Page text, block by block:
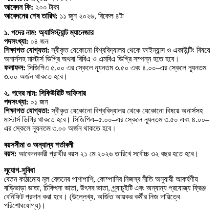
আবেদন ফি: ২০০ টাকা
আবেদনের শেষ তারিখ: ১১ জুন ২০২৬, বিকেল ৪টা
১. পদের নাম: অ্যাসিস্ট্যান্ট ম্যানেজার
পদসংখ্যা: ০৪ জন
শিক্ষাগত যোগ্যতা: স্বীকৃত যেকোনো বিশ্ববিদ্যালয় থেকে ফাইন্যান্স ও একাউন্টিং বিষয়ে
অনার্সসহ মাস্টার্স ডিগ্রি অথবা বিবিএ ও এমবিএ ডিগ্রি সম্পন্ন হতে হবে।
ফলাফল: সিজিপিএ ৫.০০ এর স্কেলে ন্যূনতম ৩.৫০ এবং ৪.০০–এর স্কেলে ন্যূনতম
৩.০০ অর্জন থাকতে হবে।
২. পদের নাম: সিকিউরিটি অফিসার
পদসংখ্যা: ০১ জন
শিক্ষাগত যোগ্যতা: স্বীকৃত যেকোনো বিশ্ববিদ্যালয় থেকে যেকোনো বিষয়ে অনার্সসহ
মাস্টার্স ডিগ্রি থাকতে হবে। সিজিপিএ–৫.০০–এর স্কেলে ন্যূনতম ৩.৫০ এবং ৪.০০–
এর স্কেলে ন্যূনতম ৩.০০ অর্জন থাকতে হবে।
বয়সসীমা ও অন্যান্য শর্তাবলী
বয়স: আবেদনকারী প্রার্থীর বয়স ২১ মে ২০২৬ তারিখে সর্বোচ্চ ৩২ বছর হতে হবে।
সুযোগ-সুবিধা
বেতন কাঠামোয় মূল বেতনের পাশাপাশি, কোম্পানির নিজস্ব নীতি অনুযায়ী আকর্ষণীয়
বাড়িভাড়া ভাতা, চিকিৎসা ভাতা, উৎসব ভাতা, গ্র্যাচুইটি এবং অন্যান্য প্রযোজ্য ফ্রিঞ্জ
বেনিফিট প্রদান করা হবে। (উল্লেখ্য, অর্জিত আয়কর কর্মীর নিজ দায়িত্বে
পরিশোধযোগ্য)।